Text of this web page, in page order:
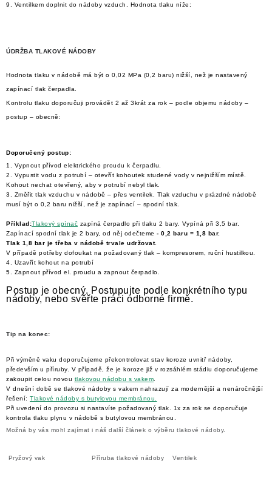
PRODUKTY VYŘAZENÉ Z NABÍDKY
BAZAR, ROZBALENO
SEKAČKY, ZÁVLAHY
Způsob dopravy
Obchodní podmínky
O nás
GDPR Poptávka
9. Ventilkem doplnit do nádoby vzduch. Hodnota tlaku níže:
ÚDRŽBA TLAKOVÉ NÁDOBY
Hodnota tlaku v nádobě má být o 0,02 MPa (0,2 baru) nižší, než je nastavený
zapínací tlak čerpadla.
Kontrolu tlaku doporučuji provádět 2 až 3krát za rok – podle objemu nádoby –
postup – obecně:
Doporučený postup:
1. Vypnout přívod elektrického proudu k čerpadlu.
2. Vypustit vodu z potrubí – otevřít kohoutek studené vody v nejnižším místě.
Kohout nechat otevřený, aby v potrubí nebyl tlak.
3. Změřit tlak vzduchu v nádobě – přes ventilek. Tlak vzduchu v prázdné nádobě
musí být o 0,2 baru nižší, než je zapínací – spodní tlak
Příklad:Tlakový spínač zapíná čerpadlo při tlaku 2 bary. Vypíná při 3,5 bar.
Zapínací spodní tlak je 2 bary, od něj odečteme - 0,2 baru = 1,8 bar.
Tlak 1,8 bar je třeba v nádobě trvale udržovat.
V případě potřeby dofoukat na požadovaný tlak – kompresorem, ruční hustilkou.
4. Uzavřít kohout na potrubí
5. Zapnout přívod el. proudu a zapnout čerpadlo.
Postup je obecný. Postupujte podle konkrétního typu
nádoby, nebo svěřte práci odborné firmě.
Tip na konec:
Při výměně vaku doporučujeme překontrolovat stav koroze uvnitř nádoby,
především u příruby. V případě, že je koroze již v rozsáhlém stádiu doporučujeme
zakoupit celou novou tlakovou nádobu s vakem
V dnešní době se tlakové nádoby s vakem nahrazují za modernější a nenáročnější
řešení: Tlakové nádoby s butylovou membránou.
Při uvedení do provozu si nastavíte požadovaný tlak. 1x za rok se doporučuje
kontrola tlaku plynu v nádobě s butylovou membránou.
Možná by vás mohl zajímat i náš další článek o výběru tlakové nádoby.
Pryžový vak Příruba tlakové nádoby Ventilek